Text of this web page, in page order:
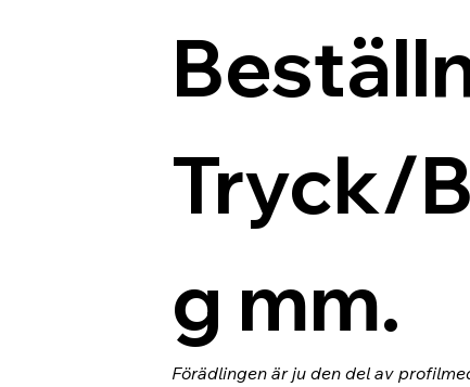
Tryck/
g mm.
Förädlingen är ju den del av